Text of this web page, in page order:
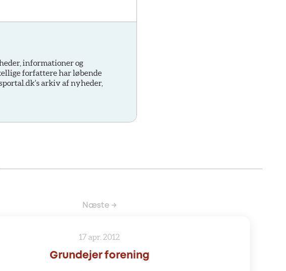
informationer og
forfattere har løbende
arkiv af nyheder,
Næste →
17 apr. 2012
Grundejer forening